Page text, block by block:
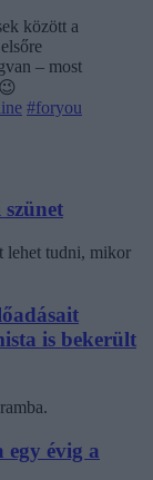
között a
– most
#foryou
lehet tudni, mikor
is bekerült
évig a